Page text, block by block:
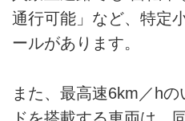
通行可能」など、特定
ールがあります。
また、最高速6km／h